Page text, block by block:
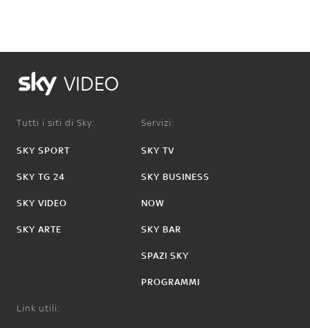
VIDEO
Tutti i siti di Sky:
SKY SPORT
SKY TG 24
SKY VIDEO
SKY ARTE
Servizi:
SKY TV
SKY BUSINESS
NOW
SKY BAR
SPAZI SKY
PROGRAMMI
Link utili: